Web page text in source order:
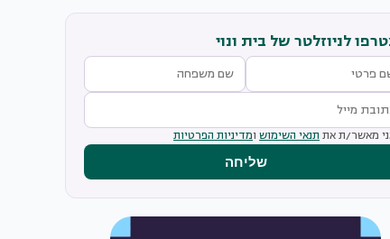
לניוזלטר של בית ונוי
מאשר/ת את תנאי השימוש ומדיניות הפרטיות
שליחה